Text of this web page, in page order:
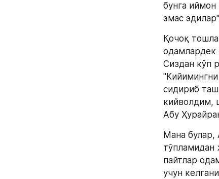
бунга
эмас
Қочоқ
одамлардек
Сиздан кўп
сидириб
кийволдим,
Абу
Мана булар,
тўпламидан
пайтлар
учун